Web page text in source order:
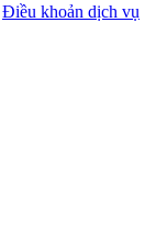
Điều khoản dịch vụ